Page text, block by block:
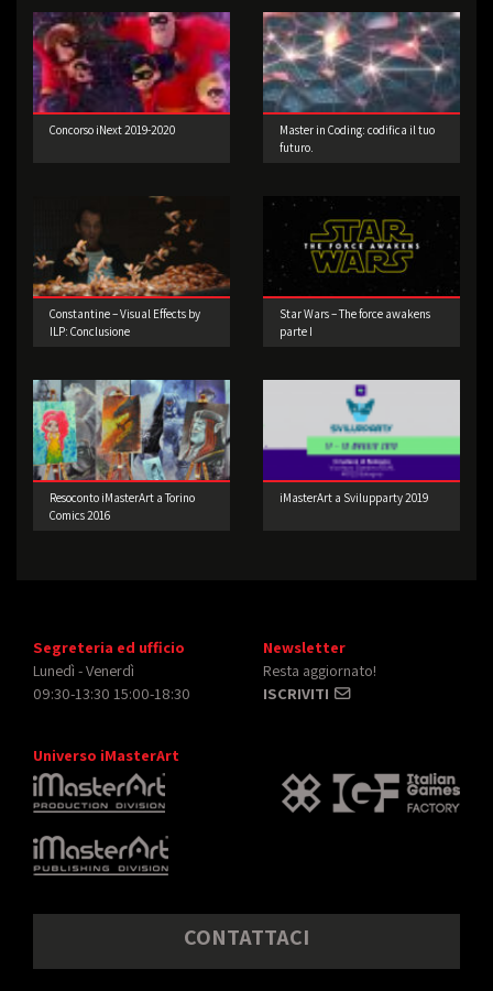
Concorso iNext 2019-2020
Master in Coding: codifica il tuo
futuro.
Constantine – Visual Effects by
ILP: Conclusione
Star Wars – The force awakens
parte I
Resoconto iMasterArt a Torino
Comics 2016
iMasterArt a Svilupparty 2019
Segreteria ed ufficio
Lunedì - Venerdì
09:30-13:30 15:00-18:30
Newsletter
Resta aggiornato!
ISCRIVITI
Universo iMasterArt
CONTATTACI